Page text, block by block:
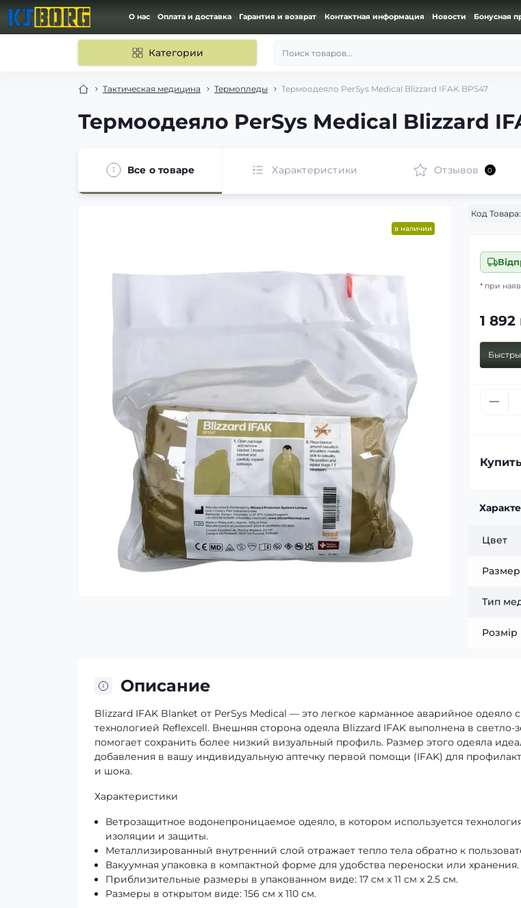
О нас Оплата и доставка Гарантия и возврат Контактная информация Новости Бонусная
Категории
Поиск товаров...
Тактическая медицина Термопледы Термоодеяло PerSys Medical Blizzard IFAK BPS47
Термоодеяло PerSys Medical Blizzard
Все о товаре Характеристики Отзывов 0
в наличии
Код Товара:
* при
1 892
Цвет
Размер
Тип
Розмір
Описание
Blizzard IFAK Blanket от PerSys Medical — это легкое карманное аварийное одеяло
технологией Reflexcell. Внешняя сторона одеяла Blizzard IFAK выполнена в светло-
помогает сохранить более низкий визуальный профиль. Размер этого одеяла
добавления в вашу индивидуальную аптечку первой помощи (IFAK) для
и шока.
Характеристики
Ветрозащитное водонепроницаемое одеяло, в котором используется
изоляции и защиты.
Металлизированный внутренний слой отражает тепло тела обратно к
Вакуумная упаковка в компактной форме для удобства переноски или хранения.
Приблизительные размеры в упакованном виде: 17 см x 11 см x 2.5 см.
Размеры в открытом виде: 156 см x 110 см.